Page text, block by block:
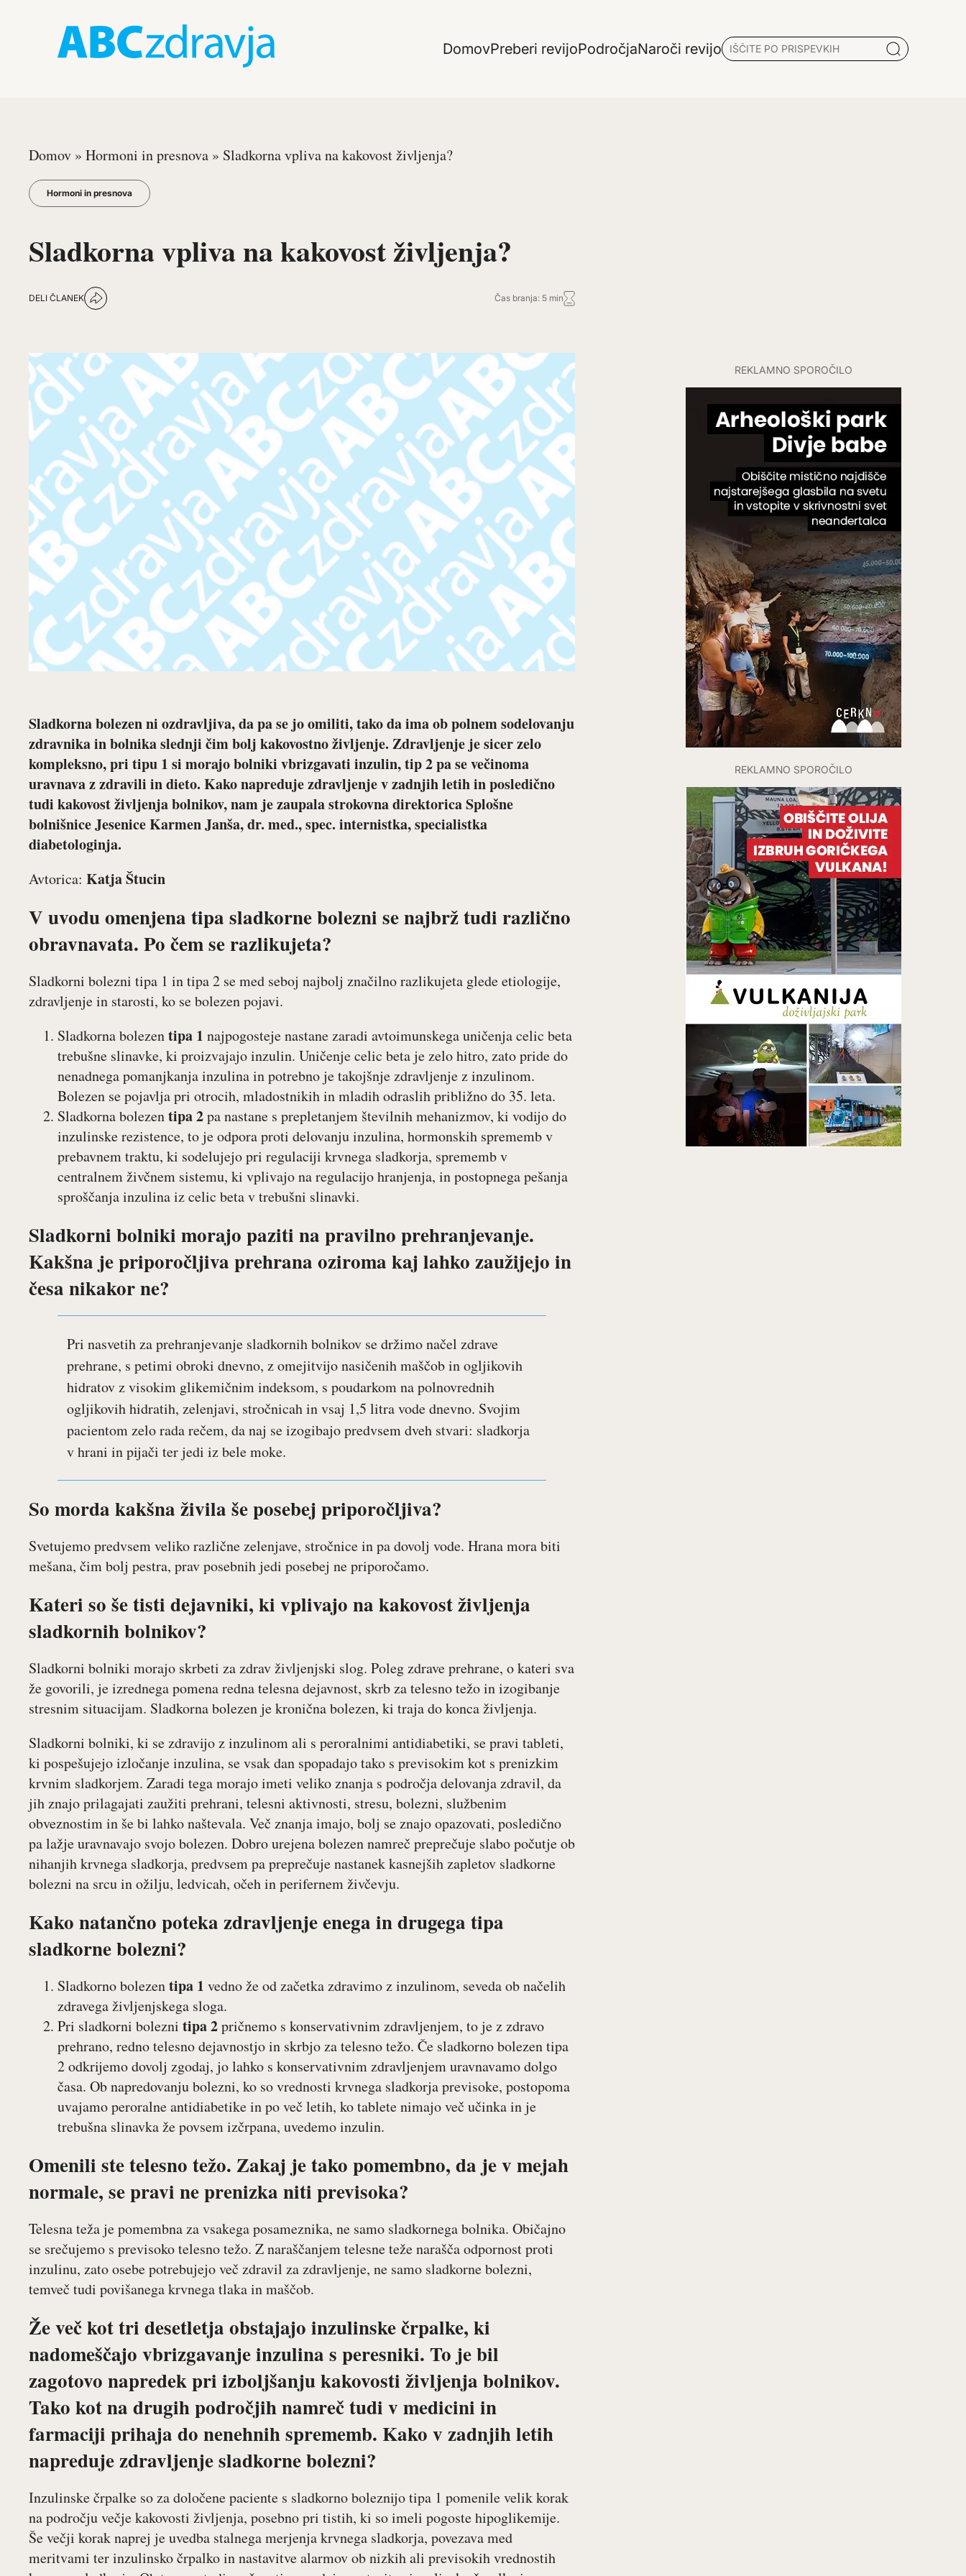
DomovPreberi revijoPodročjaNaroči revijo
Domov » Hormoni in presnova » Sladkorna vpliva na kakovost življenja?
Hormoni in presnova
Sladkorna vpliva na kakovost življenja?
DELI ČLANEK Čas branja: 5 min
Sladkorna bolezen ni ozdravljiva, da pa se jo omiliti, tako da ima ob polnem sodelovanju
zdravnika in bolnika slednji čim bolj kakovostno življenje. Zdravljenje je sicer zelo
kompleksno, pri tipu 1 si morajo bolniki vbrizgavati inzulin, tip 2 pa se večinoma
uravnava z zdravili in dieto. Kako napreduje zdravljenje v zadnjih letih in posledično
tudi kakovost življenja bolnikov, nam je zaupala strokovna direktorica Splošne
bolnišnice JeseniceKarmen Janša, dr. med., spec. internistka, specialistka
diabetologinja.
Avtorica: Katja Štucin
V uvodu omenjena tipa sladkorne bolezni se najbrž tudi različno
obravnavata. Po čem se razlikujeta?
Sladkorni bolezni tipa 1 in tipa 2 se med seboj najbolj značilno razlikujeta glede etiologije,
zdravljenje in starosti, ko se bolezen pojavi.
Sladkorna bolezentipa 1 najpogosteje nastane zaradi avtoimunskega uničenja celic beta
trebušne slinavke, ki proizvajajo inzulin. Uničenje celic beta je zelo hitro, zato pride do
nenadnega pomanjkanja inzulina in potrebno je takojšnje zdravljenje z inzulinom.
Bolezen se pojavlja pri otrocih, mladostnikih in mladih odraslih približno do 35. leta.
Sladkorna bolezentipa 2pa nastane s prepletanjem številnih mehanizmov, ki vodijo do
inzulinske rezistence, to je odpora proti delovanju inzulina, hormonskih sprememb v
prebavnem traktu, ki sodelujejo pri regulaciji krvnega sladkorja, sprememb v
centralnem živčnem sistemu, ki vplivajo na regulacijo hranjenja, in postopnega pešanja
sproščanja inzulina iz celic beta v trebušni slinavki.
Sladkorni bolniki morajo paziti na pravilno prehranjevanje.
Kakšna je priporočljiva prehrana oziroma kaj lahko zaužijejo in
česa nikakor ne?
Pri nasvetih za prehranjevanje sladkornih bolnikov se držimo načel zdrave
prehrane, s petimi obroki dnevno, z omejitvijo nasičenih maščob in ogljikovih
hidratov z visokim glikemičnim indeksom, s poudarkom na polnovrednih
ogljikovih hidratih, zelenjavi, stročnicah in vsaj 1,5 litra vode dnevno. Svojim
pacientom zelo rada rečem, da naj se izogibajo predvsem dveh stvari: sladkorja
v hrani in pijači ter jedi iz bele moke.
So morda kakšna živila še posebej priporočljiva?
Svetujemo predvsem veliko različne zelenjave, stročnice in pa dovolj vode. Hrana mora biti
mešana, čim bolj pestra, prav posebnih jedi posebej ne priporočamo.
Kateri so še tisti dejavniki, ki vplivajo na kakovost življenja
sladkornih bolnikov?
Sladkorni bolniki morajo skrbeti za zdrav življenjski slog. Poleg zdrave prehrane, o kateri sva
že govorili, je izrednega pomena redna telesna dejavnost, skrb za telesno težo in izogibanje
stresnim situacijam. Sladkorna bolezen je kronična bolezen, ki traja do konca življenja.
Sladkorni bolniki, ki se zdravijo z inzulinom ali s peroralnimi antidiabetiki, se pravi tableti,
ki pospešujejo izločanje inzulina, se vsak dan spopadajo tako s previsokim kot s prenizkim
krvnim sladkorjem. Zaradi tega morajo imeti veliko znanja s področja delovanja zdravil, da
jih znajo prilagajati zaužiti prehrani, telesni aktivnosti, stresu, bolezni, službenim
obveznostim in še bi lahko naštevala. Več znanja imajo, bolj se znajo opazovati, posledično
pa lažje uravnavajo svojo bolezen. Dobro urejena bolezen namreč preprečuje slabo počutje ob
nihanjih krvnega sladkorja, predvsem pa preprečuje nastanek kasnejših zapletov sladkorne
bolezni na srcu in ožilju, ledvicah, očeh in perifernem živčevju.
Kako natančno poteka zdravljenje enega in drugega tipa
sladkorne bolezni?
Sladkorno bolezentipa 1 vedno že od začetka zdravimo z inzulinom, seveda ob načelih
zdravega življenjskega sloga.
Pri sladkorni bolezni tipa 2pričnemo s konservativnim zdravljenjem, to je z zdravo
prehrano, redno telesno dejavnostjo in skrbjo za telesno težo. Če sladkorno bolezen tipa
2 odkrijemo dovolj zgodaj, jo lahko s konservativnim zdravljenjem uravnavamo dolgo
časa. Ob napredovanju bolezni, ko so vrednosti krvnega sladkorja previsoke, postopoma
uvajamo peroralne antidiabetike in po več letih, ko tablete nimajo več učinka in je
trebušna slinavka že povsem izčrpana, uvedemo inzulin.
Omenili ste telesno težo. Zakaj je tako pomembno, da je v mejah
normale, se pravi ne prenizka niti previsoka?
Telesna teža je pomembna za vsakega posameznika, ne samo sladkornega bolnika. Običajno
se srečujemo s previsoko telesno težo. Z naraščanjem telesne teže narašča odpornost proti
inzulinu, zato osebe potrebujejo več zdravil za zdravljenje, ne samo sladkorne bolezni,
temveč tudi povišanega krvnega tlaka in maščob.
Že več kot tri desetletja obstajajo inzulinske črpalke, ki
nadomeščajo vbrizgavanje inzulina s peresniki. To je bil
zagotovo napredek pri izboljšanju kakovosti življenja bolnikov.
Tako kot na drugih področjih namreč tudi v medicini in
farmaciji prihaja do nenehnih sprememb. Kako v zadnjih letih
napreduje zdravljenje sladkorne bolezni?
Inzulinske črpalke so za določene paciente s sladkorno boleznijo tipa 1 pomenile velik korak
na področju večje kakovosti življenja, posebno pri tistih, ki so imeli pogoste hipoglikemije.
Še večji korak naprej je uvedba stalnega merjenja krvnega sladkorja, povezava med
meritvami ter inzulinsko črpalko in nastavitve alarmov ob nizkih ali previsokih vrednostih
REKLAMNO SPOROČILO
REKLAMNO SPOROČILO